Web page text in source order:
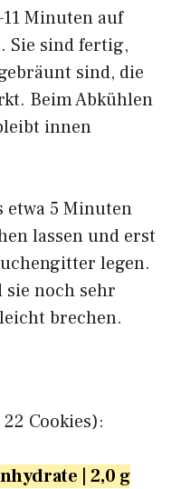
Minuten auf
Sie sind fertig,
sind, die
Beim Abkühlen
innen
etwa 5 Minuten
lassen und erst
legen.
sie noch sehr
brechen.
Cookies):
| 2,0 g